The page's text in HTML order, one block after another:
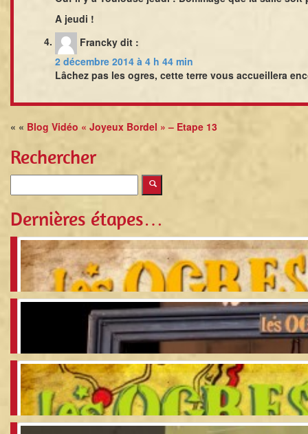
A jeudi !
Francky dit :
2 décembre 2014 à 4 h 44 min
Lâchez pas les ogres, cette terre vous accueillera
« « Blog Vidéo « Joyeux Bordel » – Etape 13
Rechercher
Dernières étapes…
Le Chez Eux des Ogres
Blog Vidéo « Joyeux Bordel » – Etape 17